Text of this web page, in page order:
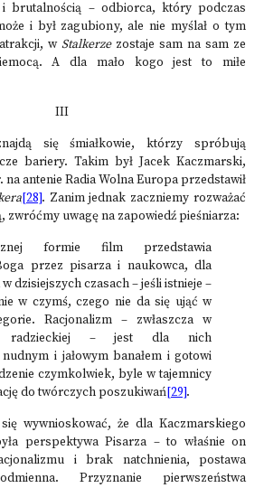
i brutalnością – odbiorca, który podczas
i był zagubiony, ale nie myślał o tym
w Stalkerzezostaje sam na sam ze
A dla mało kogo jest to miłe
III
się śmiałkowie, którzy spróbują
bariery. Takim był Jacek Kaczmarski,
na antenie Radia Wolna Europa przedstawił
[28]. Zanim jednak zaczniemy rozważać
zwróćmy uwagę na zapowiedź pieśniarza:
formie film przedstawia
przez pisarza i naukowca, dla
dzisiejszych czasach – jeśli istnieje –
w czymś, czego nie da się ująć w
Racjonalizm – zwłaszcza w
radzieckiej – jest dla nich
i jałowym banałem i gotowi
czymkolwiek, byle w tajemnicy
do twórczych poszukiwań[29].
wywnioskować, że dla Kaczmarskiego
perspektywa Pisarza – to właśnie on
i brak natchnienia, postawa
Przyznanie pierwszeństwa